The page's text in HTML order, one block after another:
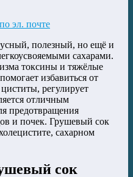
эл. почте
полезный, но ещё и
сахарами.
токсины и тяжёлые
избавиться от
регулирует
отличным
предотвращения
и почек. Грушевый сок
сахарном
сок